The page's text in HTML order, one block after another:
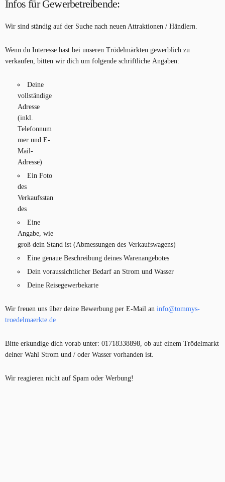
Infos für Gewerbetreibende:
Wir sind ständig auf der Suche nach neuen Attraktionen / Händlern.
Wenn du Interesse hast bei unseren Trödelmärkten gewerblich zu
verkaufen, bitten wir dich um folgende schriftliche Angaben:
Deine
vollständige
Adresse
(inkl.
Telefonnum
mer und E-
Mail-
Adresse)
Ein Foto
des
Verkaufsstan
des
Eine
Angabe, wie
groß dein Stand ist (Abmessungen des Verkaufswagens)
Eine genaue Beschreibung deines Warenangebotes
Dein voraussichtlicher Bedarf an Strom und Wasser
Deine Reisegewerbekarte
Wir freuen uns über deine Bewerbung per E-Mail an info@tommys-
troedelmaerkte.de
Bitte erkundige dich vorab unter: 01718338898, ob auf einem Trödelmarkt
deiner Wahl Strom und / oder Wasser vorhanden ist.
Wir reagieren nicht auf Spam oder Werbung!